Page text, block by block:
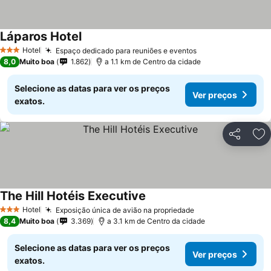
3 EstrelasHotel Espaço dedicado para reuniões e eventos
Láparos Hotel
8,0 Muito boa 1.862 a 1.1 km de Centro da cidade
Selecione as datas para ver os preços
exatos.
Ver preços
Partilhar
3 EstrelasHotel Exposição única de avião na propriedade
The Hill Hotéis Executive
8,4 Muito boa 3.369 a 3.1 km de Centro da cidade
Selecione as datas para ver os preços
exatos.
Ver preços